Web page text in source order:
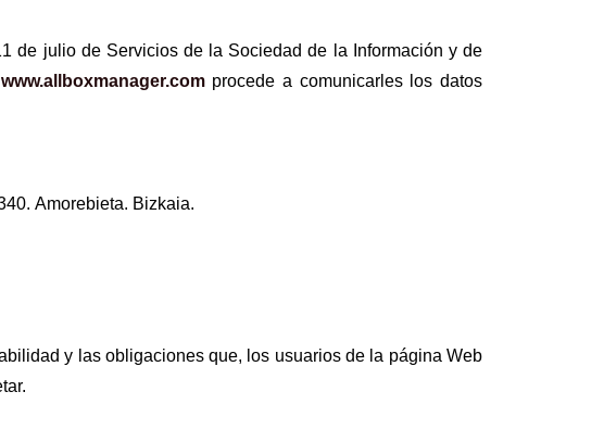
de julio de Servicios de la Sociedad de la Información y de
www.allboxmanager.com procede a comunicarles los datos
Amorebieta. Bizkaia.
y las obligaciones que, los usuarios de la página Web